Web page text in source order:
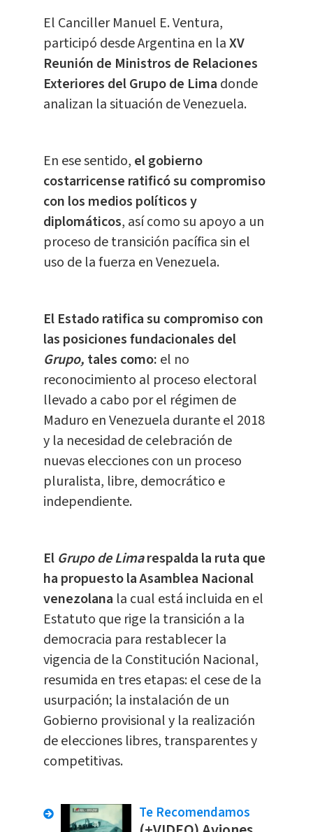
El Canciller Manuel E. Ventura,
participó desde Argentina en laXV
Reunión de Ministros de Relaciones
Exteriores del Grupo de Lima donde
analizan la situación de Venezuela.
En ese sentido, el gobierno
costarricense ratificó su compromiso
con los medios políticos y
diplomáticos, así como su apoyo a un
proceso de transición pacífica sin el
uso de la fuerza en Venezuela.
El Estado ratifica su compromiso con
las posiciones fundacionales del
Grupo, tales como: el no
reconocimiento al proceso electoral
llevado a cabo por el régimen de
Maduro en Venezuela durante el 2018
y la necesidad de celebración de
nuevas elecciones con un proceso
pluralista, libre, democrático e
independiente.
El Grupo de Limarespalda la ruta que
ha propuesto la Asamblea Nacional
venezolana la cual está incluida en el
Estatuto que rige la transición a la
democracia para restablecer la
vigencia de la Constitución Nacional,
resumida en tres etapas: el cese de la
usurpación; la instalación de un
Gobierno provisional y la realización
de elecciones libres, transparentes y
competitivas.
Te Recomendamos